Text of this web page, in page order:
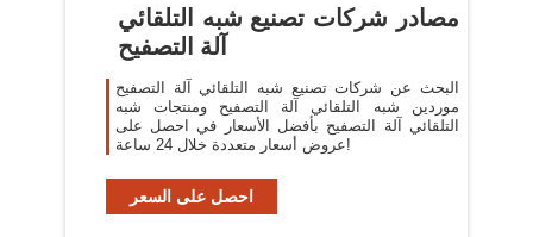
مصادر شركات تصنيع شبه التلقائي
آلة التصفيح
البحث عن شركات تصنيع شبه التلقائي آلة التصفيح
موردين شبه التلقائي آلة التصفيح ومنتجات شبه
التلقائي آلة التصفيح بأفضل الأسعار في احصل على
عروض أسعار متعددة خلال 24 ساعة!
احصل على السعر